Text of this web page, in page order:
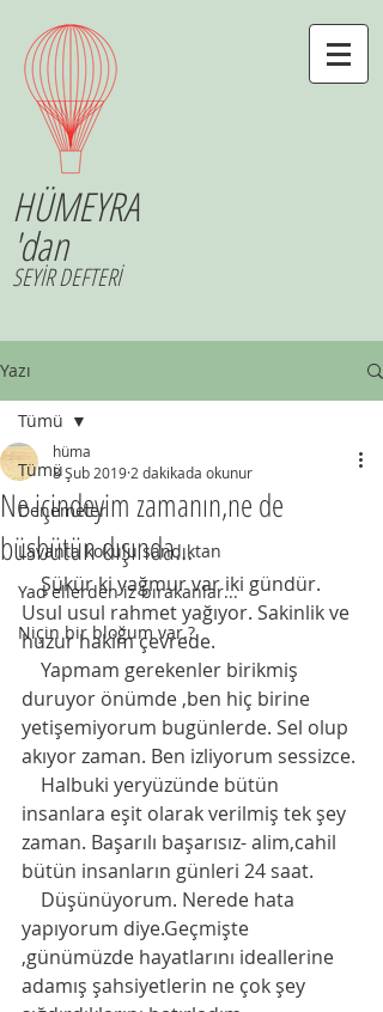
HÜMEYRA
'dan
SEYİR DEFTERİ
Yazı
Tümü
Denemeler
Lavanta kokulu sandıktan
Yad ellerden iz bırakanlar...
Niçin bir bloğum var.?
Tümü
Ne içindeyim zamanın,ne de
büsbütün dışında...
hüma
8 Şub 2019 2 dakikada okunur
    Şükür ki yağmur var iki gündür.
Usul usul rahmet yağıyor. Sakinlik ve
huzur hakim çevrede.
duruyor önümde ,ben hiç birine
yetişemiyorum bugünlerde. Sel olup
akıyor zaman. Ben izliyorum sessizce.
insanlara eşit olarak verilmiş tek şey
zaman. Başarılı başarısız- alim,cahil
bütün insanların günleri 24 saat.
yapıyorum diye.Geçmişte
,günümüzde hayatlarını ideallerine
adamış şahsiyetlerin ne çok şey